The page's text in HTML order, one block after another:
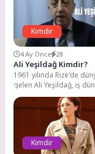
Kimdir
4 Ay Önce 28
Ali Yeşildağ Kimdir?
1961 yılında Rize'de
gelen Ali Yeşildağ, iş
çeşitli sektörlerde
gösteren başarılı bir...
Kimdir